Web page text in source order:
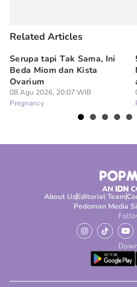
Related Articles
Serupa tapi Tak Sama, Ini
Beda Miom dan Kista
Ovarium
08 Agu 2026, 20:07 WIB
Pregnancy
About UsEditorial Team
Pedoman Media